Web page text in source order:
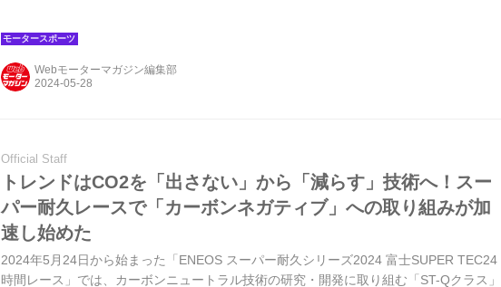
Webモーターマガジン編集部
Official Staff
トレンドはCO2を「出さない」から「減らす」技術へ！スー
パー耐久レースで「カーボンネガティブ」への取り組みが加
速し始めた
2024年5月24日から始まった「ENEOS スーパー耐久シリーズ2024 富士SUPER TEC24
時間レース」では、カーボンニュートラル技術の研究・開発に取り組む「ST-Qクラス」